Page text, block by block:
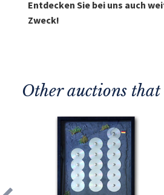
Entdecken Sie bei uns auch
Zweck!
Other auctions